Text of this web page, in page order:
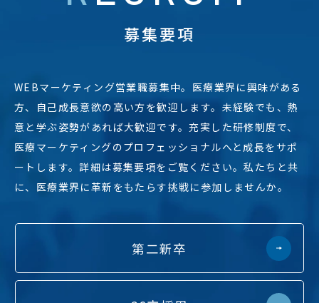
第二新卒
募集要項
WEBマーケティング営業職募集中。医療業界に興味がある
方、自己成長意欲の高い方を歓迎します。未経験でも、熱
意と学ぶ姿勢があれば大歓迎です。充実した研修制度で、
医療マーケティングのプロフェッショナルへと成長をサポ
ートします。詳細は募集要項をご覧ください。私たちと共
に、医療業界に革新をもたらす挑戦に参加しませんか。